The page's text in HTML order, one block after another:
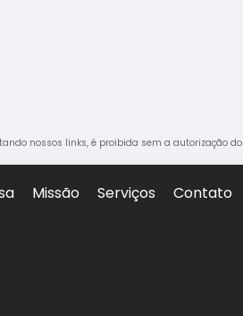
nossos links, é proibida sem a autorização
Missão Serviços Contato